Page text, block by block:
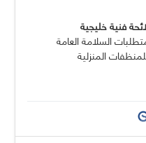
فنية خليجية
السلامة العامة
المنزلية